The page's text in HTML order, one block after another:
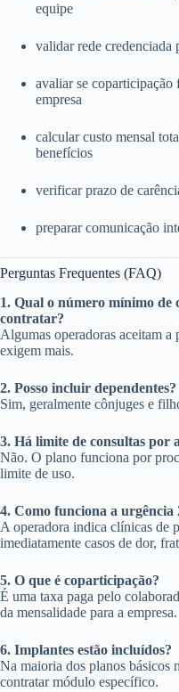
equipe
validar rede credenciada
avaliar se coparticipação
empresa
calcular custo mensal
benefícios
verificar prazo de
preparar comunicação
Perguntas Frequentes (FAQ)
1. Qual o número mínimo de
contratar?
Algumas operadoras aceitam
exigem mais.
2. Posso incluir dependentes?
Sim, geralmente cônjuges e
3. Há limite de consultas por
Não. O plano funciona por
limite de uso.
4. Como funciona a urgência
A operadora indica clínicas de
imediatamente casos de dor,
5. O que é coparticipação?
É uma taxa paga pelo
da mensalidade para a empresa.
6. Implantes estão incluídos?
Na maioria dos planos básicos
contratar módulo específico.